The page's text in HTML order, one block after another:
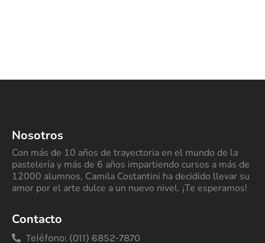
Nosotros
Con más de 10 años de trayectoria en el mundo de la
pastelería y más de 6 años impartiendo cursos a más de
12000 alumnos, Camila Costantini ha decidido llevar su
amor por el arte dulce a un nuevo nivel. ¡Te esperamos!
Contacto
Teléfono: (011) 6852-7870